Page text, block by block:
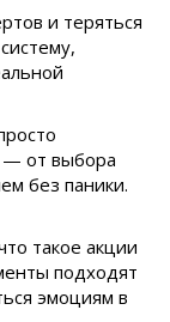
и теряться
— от выбора
без паники.
такое акции
подходят
эмоциям в